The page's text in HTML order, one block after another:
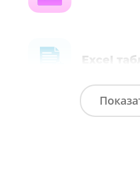
Excel